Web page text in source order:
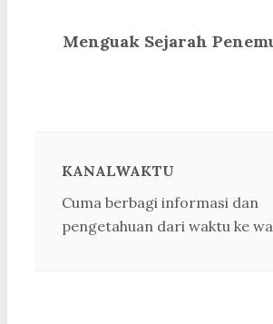
Menguak Sejarah
KANALWAKTU
Cuma berbagi informasi dan
pengetahuan dari waktu ke